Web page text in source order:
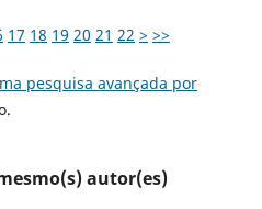
17 18 19 20 21 22 > >>
pesquisa avançada por
autor(es)